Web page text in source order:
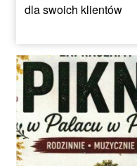
dla swoich klientów